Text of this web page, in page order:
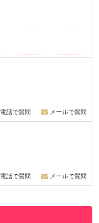
電話で質問 メールで質問
電話で質問 メールで質問